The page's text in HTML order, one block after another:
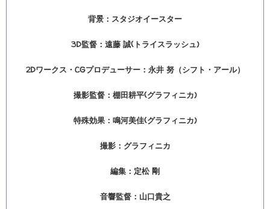
背景：スタジオイースター
3D監督：遠藤 誠(トライスラッシュ)
2Dワークス・CGプロデューサー：永井 努（シフト・アール）
撮影監督：棚田耕平(グラフィニカ)
特殊効果：鳴河美佳(グラフィニカ)
撮影：グラフィニカ
編集：定松 剛
音響監督：山口貴之